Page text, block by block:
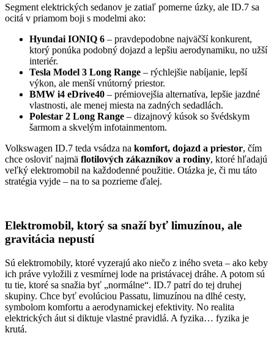
Segment elektrických sedanov je zatiaľ pomerne úzky, ale ID.7 sa
ocitá v priamom boji s modelmi ako:
Hyundai IONIQ 6 – pravdepodobne najväčší konkurent,
ktorý ponúka podobný dojazd a lepšiu aerodynamiku, no užší
interiér.
Tesla Model 3 Long Range – rýchlejšie nabíjanie, lepší
výkon, ale menší vnútorný priestor.
BMW i4 eDrive40 – prémiovejšia alternatíva, lepšie jazdné
vlastnosti, ale menej miesta na zadných sedadlách.
Polestar 2 Long Range – dizajnový kúsok so švédskym
šarmom a skvelým infotainmentom.
Volkswagen ID.7 teda vsádza na komfort, dojazd a priestor, čím
chce osloviť najmä flotilových zákazníkov a rodiny, ktoré hľadajú
veľký elektromobil na každodenné použitie. Otázka je, či mu táto
stratégia vyjde – na to sa pozrieme ďalej.
Elektromobil, ktorý sa snaží byť limuzínou, ale
gravitácia nepustí
Sú elektromobily, ktoré vyzerajú ako niečo z iného sveta – ako keby
ich práve vyložili z vesmírnej lode na pristávacej dráhe. A potom sú
tu tie, ktoré sa snažia byť „normálne“. ID.7 patrí do tej druhej
skupiny. Chce byť evolúciou Passatu, limuzínou na dlhé cesty,
symbolom komfortu a aerodynamickej efektivity. No realita
elektrických áut si diktuje vlastné pravidlá. A fyzika… fyzika je
krutá.